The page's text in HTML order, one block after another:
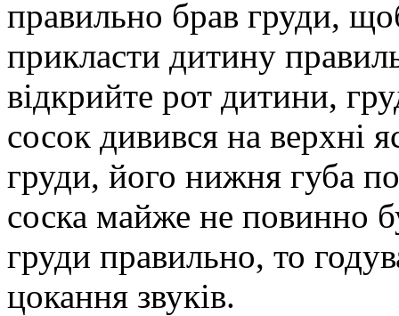
правильно брав груди,
прикласти дитину
відкрийте рот дитини,
сосок дивився на верхні
груди, його нижня губа
соска майже не повинно
груди правильно, то
цокання звуків.